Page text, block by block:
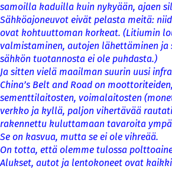
samoilla kaduilla kuin nykyään, ajaen
Sähköajoneuvot eivät pelasta meitä:
ovat kohtuuttoman korkeat. (Litiumin
valmistaminen, autojen lähettäminen ja
sähkön tuotannosta ei ole puhdasta.)
Ja sitten vielä maailman suurin uusi
China’s Belt and Road on
sementtilaitosten, voimalaitosten
verkko ja kyllä, paljon vihertävää
rakennettu kuluttamaan tavaroita
Se on kasvua, mutta se ei ole vihreää.
On totta, että olemme tulossa
Alukset, autot ja lentokoneet ovat